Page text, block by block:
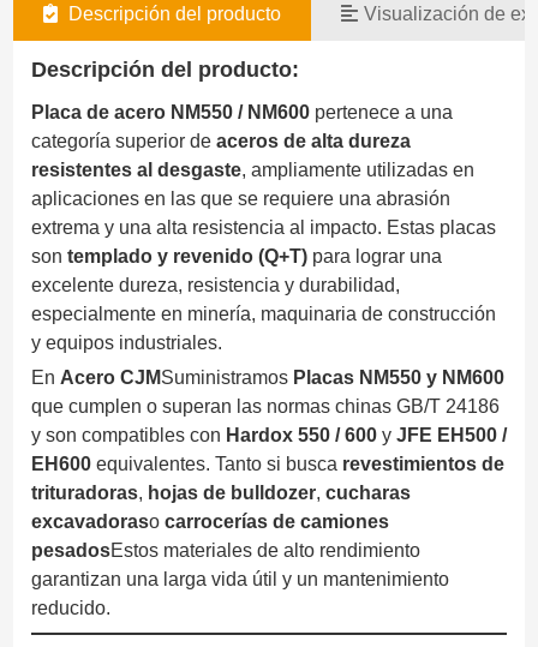
Descripción del producto Visualización de
Descripción del producto:
Placa de acero NM550 / NM600 pertenece a una
categoría superior deaceros de alta dureza
resistentes al desgaste, ampliamente utilizadas en
aplicaciones en las que se requiere una abrasión
extrema y una alta resistencia al impacto. Estas placas
sontemplado y revenido (Q+T) para lograr una
excelente dureza, resistencia y durabilidad,
especialmente en minería, maquinaria de construcción
y equipos industriales.
EnAcero CJMSuministramos Placas NM550 y NM600
que cumplen o superan las normas chinas GB/T 24186
y son compatibles con Hardox 550 / 600 yJFE EH500 /
EH600 equivalentes. Tanto si busca revestimientos de
trituradoras, hojas de bulldozer,cucharas
excavadorasocarrocerías de camiones
pesadosEstos materiales de alto rendimiento
garantizan una larga vida útil y un mantenimiento
reducido.